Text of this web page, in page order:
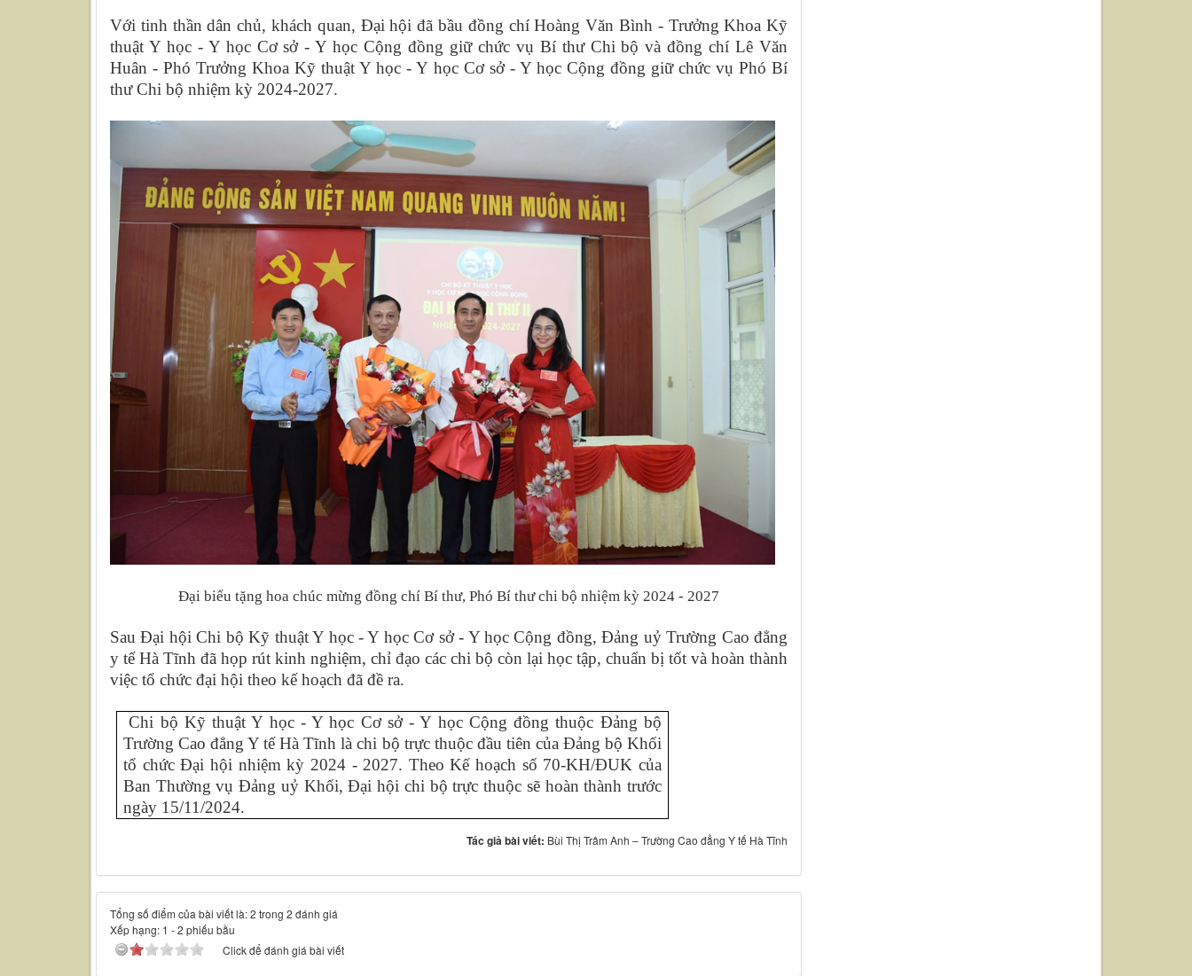
Với tinh thần dân chủ, khách quan, Đại hội đã bầu đồng chíHoàng Văn Bình - Trưởng Khoa Kỹ
thuật Y học - Y học Cơ sở - Y học Cộng đồng giữ chức vụ Bí thư Chi bộ và đồng chí Lê Văn
Huân - Phó Trưởng Khoa Kỹ thuật Y học - Y học Cơ sở - Y học Cộng đồng giữ chức vụPhóBí
thư Chi bộ nhiệm kỳ 2024-2027.
Đại biểu tặng hoa chúc mừng đồng chí Bí thư, Phó Bí thư chi bộ nhiệm kỳ 2024 - 2027
Sau Đại hội Chi bộKỹ thuật Y học - Y học Cơ sở - Y học Cộng đồng, Đảng uỷ Trường Cao đẳng
y tế Hà Tĩnh đã họp rút kinh nghiệm, chỉ đạo các chi bộ còn lại học tập, chuẩn bị tốt và hoàn thành
việc tổ chức đại hội theo kế hoạch đã đề ra.
Chi bộ Kỹ thuật Y học - Y học Cơ sở - Y học Cộng đồng thuộc Đảng bộ
Trường Cao đẳng Y tế Hà Tĩnh là chi bộ trực thuộc đầu tiên của Đảng bộ Khối
tổ chức Đại hội nhiệm kỳ 2024 - 2027. Theo Kế hoạch số 70-KH/ĐUK của
Ban Thường vụ Đảng uỷ Khối, Đại hội chi bộ trực thuộc sẽ hoàn thành trước
ngày 15/11/2024.
Tác giả bài viết: Bùi Thị Trâm Anh – Trường Cao đẳng Y tế Hà Tĩnh
Tổng số điểm của bài viết là: 2 trong 2 đánh giá
Xếp hạng: 1 -2 phiếu bầu
Click để đánh giá bài viết